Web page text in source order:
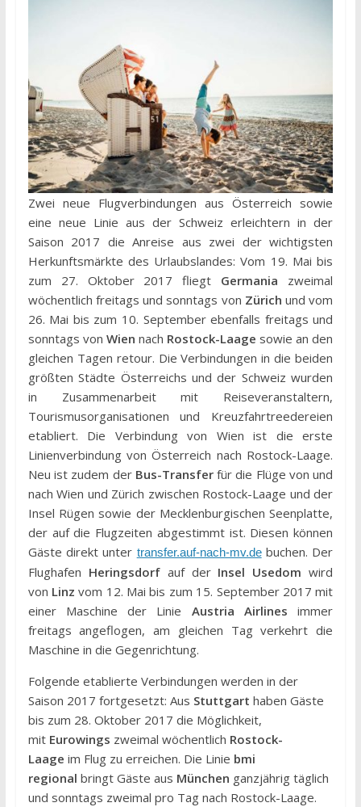
Zwei neue Flugverbindungen aus Österreich sowie
eine neue Linie aus der Schweiz erleichtern in der
Saison 2017 die Anreise aus zwei der wichtigsten
Herkunftsmärkte des Urlaubslandes: Vom 19. Mai bis
zum 27. Oktober 2017 fliegt Germania zweimal
wöchentlich freitags und sonntags von Zürich und vom
26. Mai bis zum 10. September ebenfalls freitags und
sonntags von Wien nach Rostock-Laage sowie an den
gleichen Tagen retour. Die Verbindungen in die beiden
größten Städte Österreichs und der Schweiz wurden
in Zusammenarbeit mit Reiseveranstaltern,
Tourismusorganisationen und Kreuzfahrtreedereien
etabliert. Die Verbindung von Wien ist die erste
Linienverbindung von Österreich nach Rostock-Laage.
Neu ist zudem der Bus-Transferfür die Flüge von und
nach Wien und Zürich zwischen Rostock-Laage und der
Insel Rügen sowie der Mecklenburgischen Seenplatte,
der auf die Flugzeiten abgestimmt ist. Diesen können
Gäste direkt unter transfer.auf-nach-mv.debuchen. Der
Flughafen Heringsdorf auf der Insel Usedom wird
von Linz vom 12. Mai bis zum 15. September 2017 mit
einer Maschine der Linie Austria Airlines immer
freitags angeflogen, am gleichen Tag verkehrt die
Maschine in die Gegenrichtung.
Folgende etablierte Verbindungen werden in der
Saison 2017 fortgesetzt: Aus Stuttgart haben Gäste
bis zum 28. Oktober 2017 die Möglichkeit,
mit Eurowings zweimal wöchentlich Rostock-
Laage im Flug zu erreichen. Die Linie bmi
regional bringt Gäste aus München ganzjährig täglich
und sonntags zweimal pro Tag nach Rostock-Laage.